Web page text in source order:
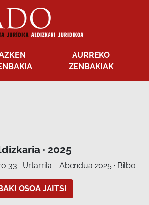
AURREKO
ZENBAKIAK
· 2025
33 · Urtarrila - Abendua 2025 · Bilbo
OSOA JAITSI